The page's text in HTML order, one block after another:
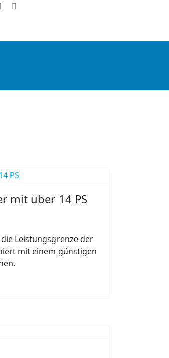
mit über 14 PS
Leistungsgrenze der
mit einem günstigen